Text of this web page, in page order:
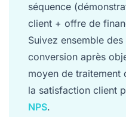
séquence
client + offre de
Suivez ensemble
conversion après
moyen de
la satisfaction client
NPS.